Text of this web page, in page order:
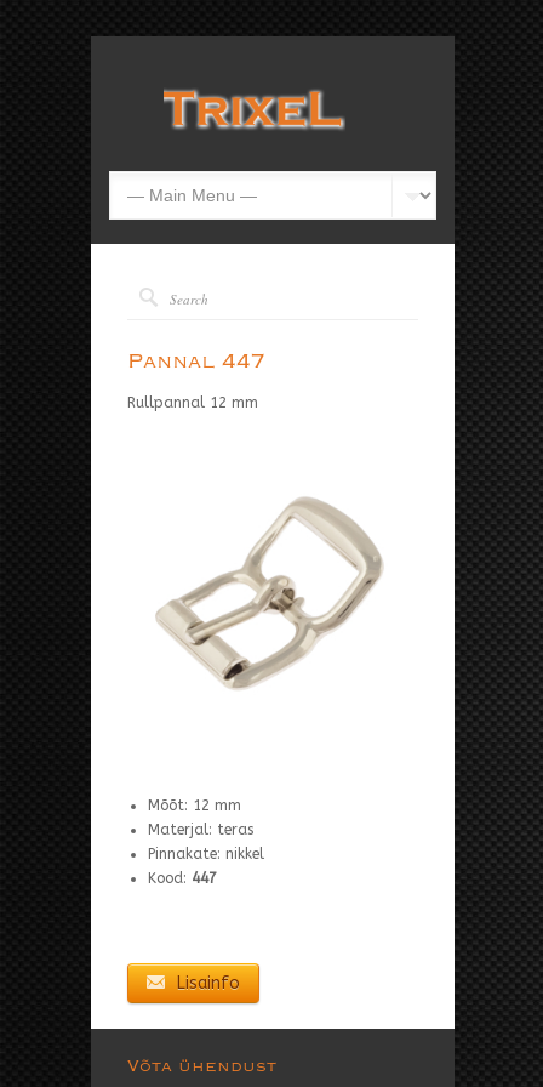
Pannal 447
Rullpannal 12 mm
Mõõt: 12 mm
Materjal: teras
Pinnakate: nikkel
Kood: 447
Lisainfo
Võta ühendust